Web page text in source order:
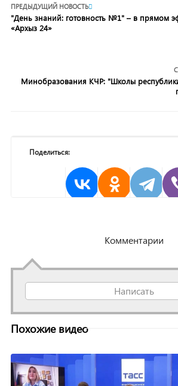
ПРЕДЫДУЩИЙ НОВОСТЬ
"День знаний: готовность №1" – в прямом
«Архыз 24»
Минобразования КЧР: "Школы
Поделиться:
Комментарии
Написать
Похожие видео